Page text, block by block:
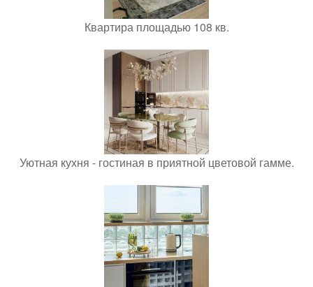
Квартира площадью 108 кв.
Уютная кухня - гостиная в приятной цветовой гамме.